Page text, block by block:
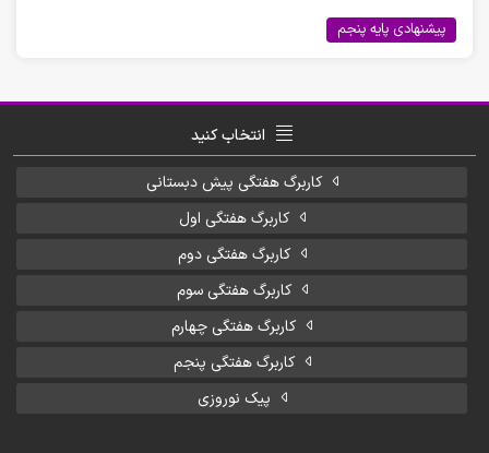
پیشنهادی پایه پنجم
انتخاب کنید
کاربرگ هفتگی پیش دبستانی
کاربرگ هفتگی اول
کاربرگ هفتگی دوم
کاربرگ هفتگی سوم
کاربرگ هفتگی چهارم
کاربرگ هفتگی پنجم
پیک نوروزی